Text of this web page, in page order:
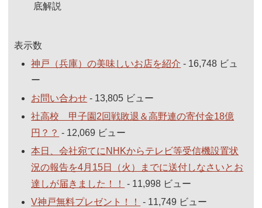
底解説
表示数
神戸（兵庫）の美味しいお店を紹介 - 16,748 ビュ
ー
お問い合わせ - 13,805 ビュー
社高校 甲子園2回戦敗退＆高野連の寄付金18億
円？？ - 12,069 ビュー
本日、会社宛てにNHKからテレビ等受信機設置状
況の報告を4月15日（火）までに送付しなさいとお
達しが届きました！！
- 11,998 ビュー
V神戸無料プレゼント！！
- 11,749 ビュー